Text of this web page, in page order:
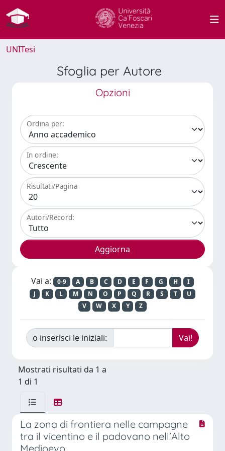
UNITesi
Sfoglia per Autore
Opzioni
Ordina per:
In ordine:
Risultati/Pagina
Autori/Record:
Vai a: 0-9 A B C D E F G H
I
J
K L M N O P Q R S T
U
V
W X Y Z
o inserisci le iniziali:
Mostrati risultati da 1 a
1 di 1
La zona di frontiera nelle campagne
tra il vicentino e il padovano nell'Alto
Medioevo